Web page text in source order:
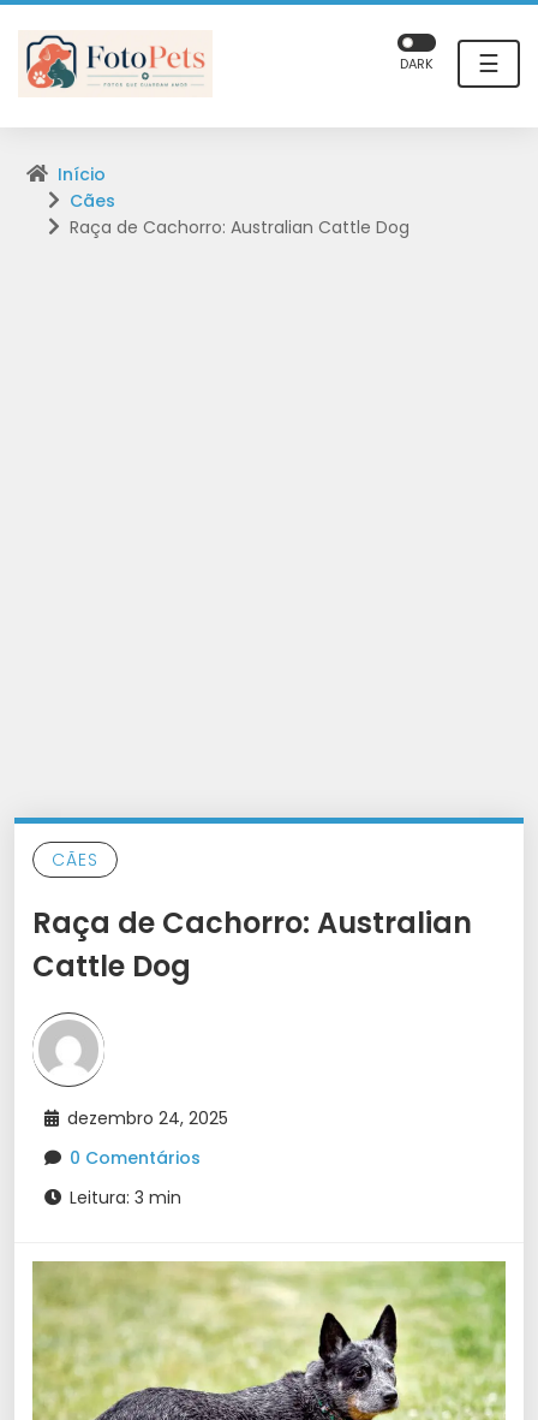
☰
DARK
Início
Cães
Raça de Cachorro: Australian Cattle Dog
CÃES
Raça de Cachorro: Australian
Cattle Dog
dezembro 24, 2025
0 Comentários
Leitura: 3 min